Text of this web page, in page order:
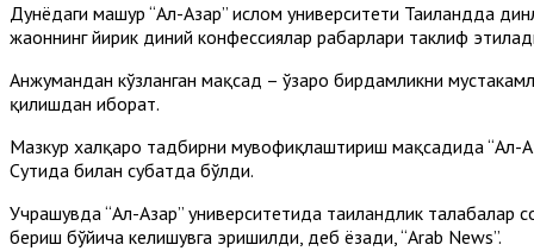
Дунёдаги машҳур “Ал-Азҳар” ислом университети Таиландда
жаҳоннинг йирик диний конфессиялар раҳбарлари таклиф
Анжумандан кўзланган мақсад – ўзаро бирдамликни
қилишдан иборат.
Мазкур халқаро тадбирни мувофиқлаштириш мақсадида “Ал-
Сутҳида билан суҳбатда бўлди.
Учрашувда “Ал-Азҳар” университетида таиландлик
бериш бўйича келишувга эришилди, деб ёзади, “Arab News”.